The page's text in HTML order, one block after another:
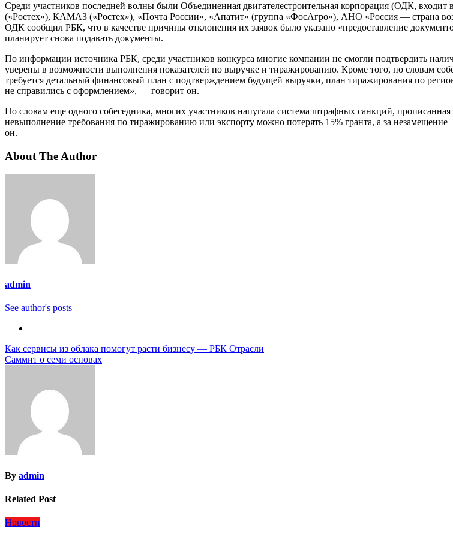
Среди участников последней волны были Объединенная двигателестроительная корпорация (ОДК,
(«Ростех»), КАМАЗ («Ростех»), «Почта России», «Апатит» (группа «ФосАгро»), АНО «Россия — страна
ОДК сообщил РБК, что в качестве причины отклонения их заявок было указано «предоставление
планирует снова подавать документы.
По информации источника РБК, среди участников конкурса многие компании не смогли подтвердить
уверены в возможности выполнения показателей по выручке и тиражированию. Кроме того, по словам
требуется детальный финансовый план с подтверждением будущей выручки, план тиражирования по
не справились с оформлением», — говорит он.
По словам еще одного собеседника, многих участников напугала система штрафных санкций,
невыполнение требования по тиражированию или экспорту можно потерять 15% гранта, а за
он.
About The Author
admin
See author's posts
Навигация
по
Как сервисы из облака помогут расти бизнесу — РБК Отрасли
Саммит о семи основах
By admin
Related Post
Новости